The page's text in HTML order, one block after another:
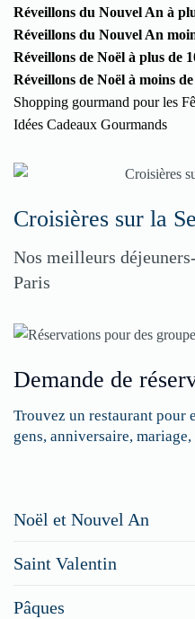
Réveillons du Nouvel An à
Réveillons du Nouvel An
Réveillons de Noël à plus de
Réveillons de Noël à moins
Shopping gourmand pour les
Idées Cadeaux Gourmands
Croisières sur la
Nos meilleurs
Paris
Demande de
Trouvez un restaurant pour
gens, anniversaire,
Noël et Nouvel An
Saint Valentin
Pâques